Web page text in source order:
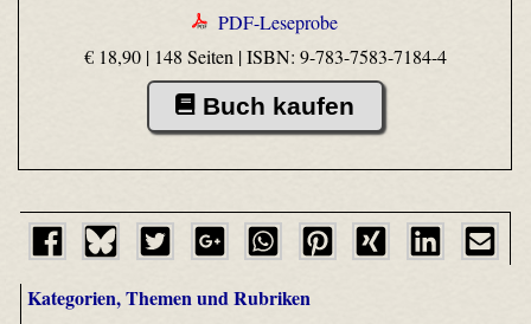
PDF-Leseprobe
€ 18,90 | 148 Seiten |ISBN: 9-783-7583-7184-4
Buch kaufen
Kategorien, Themen und Rubriken